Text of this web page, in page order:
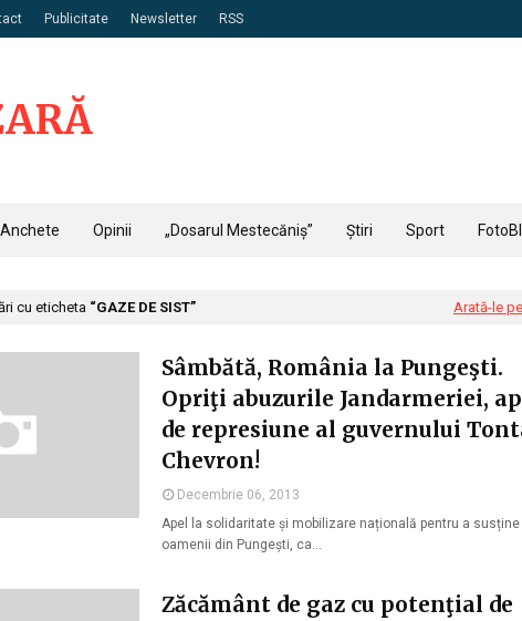
Publicitate Newsletter RSS
Anchete Opinii „Dosarul Mestecăniș” Știri Sport
cu eticheta GAZE DE SIST Arată-le
Sâmbătă, România la Pungeşti.
Opriţi abuzurile Jandarmeriei,
de represiune al guvernului
Chevron!
Decembrie 06, 2013
Apel la solidaritate și mobilizare națională pentru a susține
oamenii din Pungești, ca…
Zăcământ de gaz cu potenţial de